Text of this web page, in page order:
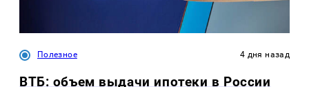
Полезное 4 дня назад
ВТБ: объем выдачи ипотеки в России